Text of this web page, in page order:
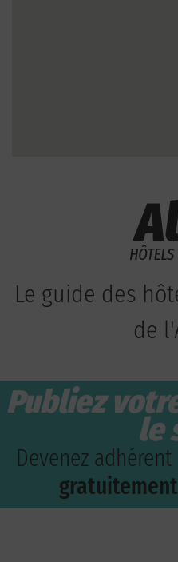
Le guide des
de
Publiez
le
Devenez
gratuitement